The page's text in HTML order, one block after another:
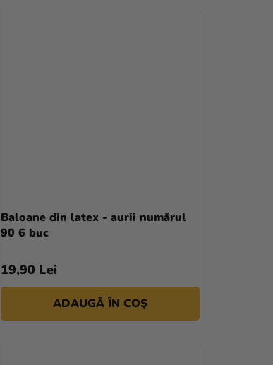
Baloane din latex - aurii numărul
90 6 buc
19,90 Lei
ADAUGĂ ÎN COŞ